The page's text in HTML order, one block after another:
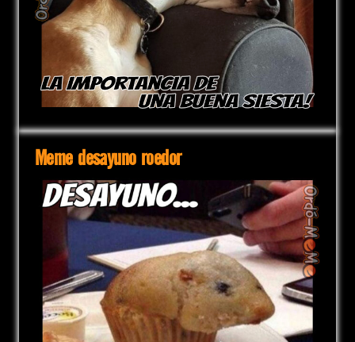
Meme desayuno roedor